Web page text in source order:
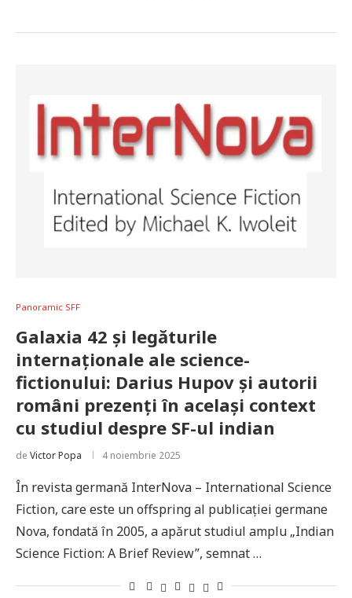
Panoramic SFF
Galaxia 42 și legăturile
internaționale ale science-
fictionului: Darius Hupov și autorii
români prezenți în același context
cu studiul despre SF-ul indian
de Victor Popa 4 noiembrie 2025
În revista germană InterNova – International Science
Fiction, care este un offspring al publicației germane
Nova, fondată în 2005, a apărut studiul amplu „Indian
Science Fiction: A Brief Review”, semnat …